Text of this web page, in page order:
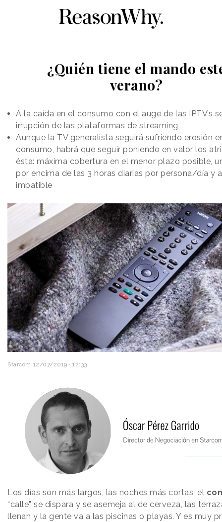
¿Quién tiene el mando
verano?
A la caída en el consumo con el auge de las IPTV’s
irrupción de las plataformas de streaming
Aunque la TV generalista seguirá sufriendo erosión
consumo, habrá que seguir poniendo en valor los
ésta: máxima cobertura en el menor plazo posible,
por encima de las 3 horas diarias por persona/día y
imbatible
Starcom 12/07/2019 · 12:33
Los días son más largos, las noches más cortas, el
“calle” se dispara y se asemeja al de cerveza, las
llenan y la gente va a las piscinas o playas. Y es muy